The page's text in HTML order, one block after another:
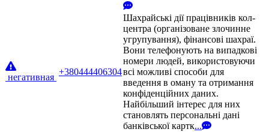
негативная
+380444406304
Шахрайські дії працівників кол-
центра (організоване злочинне
угрупування), фінансові шахраї.
Вони телефонують на випадкові
номери людей, використовуючи
всі можливі способи для
введення в оману та отримання
конфіденційних даних.
Найбільший інтерес для них
становлять персональні дані
банківської картк...